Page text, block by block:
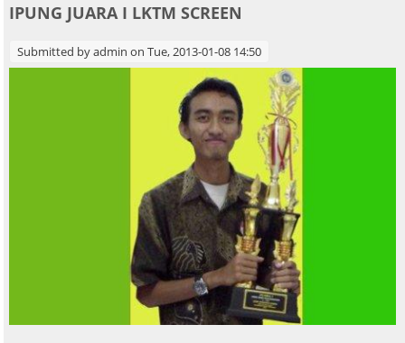
IPUNG JUARA I LKTM SCREEN
Submitted byadmin on Tue, 2013-01-08 14:50